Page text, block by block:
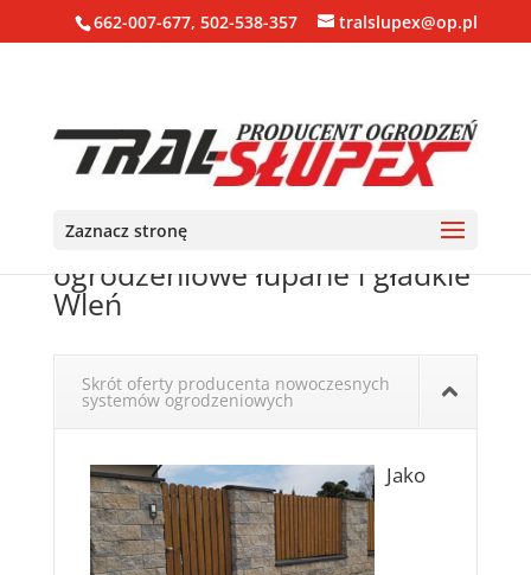
662-007-677, 502-538-357 tralslupex@op.pl
Zaznacz stronę
Ogrodzenia, bloczki, pustaki
ogrodzeniowe łupane i gładkie
Wleń
Skrót oferty producenta nowoczesnych
systemów ogrodzeniowych
Jako